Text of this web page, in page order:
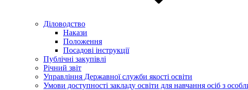
Діловодство
Накази
Положення
Посадові інструкції
Публічні закупівлі
Річний звіт
Управління Державної служби якості освіти
Умови доступності закладу освіти для навчання осіб з